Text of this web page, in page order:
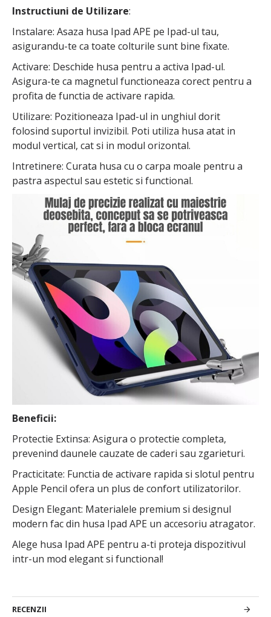
Instructiuni de Utilizare:
Instalare: Asaza husa Ipad APE pe Ipad-ul tau,
asigurandu-te ca toate colturile sunt bine fixate.
Activare: Deschide husa pentru a activa Ipad-ul.
Asigura-te ca magnetul functioneaza corect pentru a
profita de functia de activare rapida.
Utilizare: Pozitioneaza Ipad-ul in unghiul dorit
folosind suportul invizibil. Poti utiliza husa atat in
modul vertical, cat si in modul orizontal.
Intretinere: Curata husa cu o carpa moale pentru a
pastra aspectul sau estetic si functional.
Beneficii:
Protectie Extinsa: Asigura o protectie completa,
prevenind daunele cauzate de caderi sau zgarieturi.
Practicitate: Functia de activare rapida si slotul pentru
Apple Pencil ofera un plus de confort utilizatorilor.
Design Elegant: Materialele premium si designul
modern fac din husa Ipad APE un accesoriu atragator.
Alege husa Ipad APE pentru a-ti proteja dispozitivul
intr-un mod elegant si functional!
RECENZII